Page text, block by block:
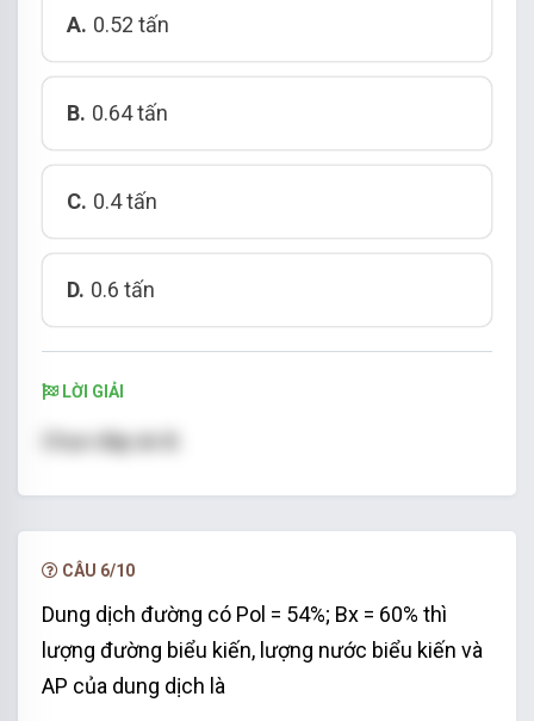
A. 0.52 tấn
B. 0.64 tấn
C. 0.4 tấn
D. 0.6 tấn
LỜI GIẢI
Chọn đáp án B.
CÂU 6/10
Dung dịch đường có Pol = 54%; Bx = 60% thì
lượng đường biểu kiến, lượng nước biểu kiến và
AP của dung dịch là